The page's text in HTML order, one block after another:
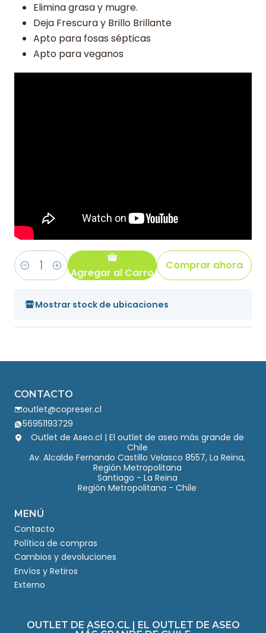
Elimina grasa y mugre.
Deja Frescura y Brillo Brillante
Apto para fosas sépticas
Apto para veganos
Cantidad Agregar al Carro
Comprar ahora
Mostrar stock de ubicaciones
CONTACTO
outlet@copreser.cl
56951193729
Outlet de Aseo.cl | El outlet de aseo más grande de
Chile
Av. Alcalde Fernando Castillo Velasco 8557, La Reina,
Región Metropolitana
Santiago - La Reina
Región Metropolitana - Chile
MENÚ
Contacto
Política de compras
Cambios y devoluciones
Envíos y Retiros
Externo
OUTLET DE ASEO.CL | EL OUTLET DE ASEO